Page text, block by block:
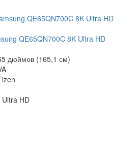
QE65QN700C 8K Ultra HD
дюймов (165,1 см)
HD